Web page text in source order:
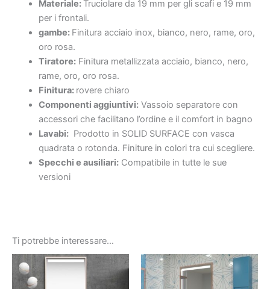
Materiale: Truciolare da 19 mm per gli scafi e 19 mm
per i frontali.
gambe: Finitura acciaio inox, bianco, nero, rame, oro,
oro rosa.
Tiratore:Finitura metallizzata acciaio, bianco, nero,
rame, oro, oro rosa.
Finitura: rovere chiaro
Componenti aggiuntivi:Vassoio separatore con
accessori che facilitano l’ordine e il comfort in bagno
Lavabi:Prodotto in SOLID SURFACE con vasca
quadrata o rotonda. Finiture in colori tra cui scegliere.
Specchi e ausiliari:Compatibile in tutte le sue
versioni
Ti potrebbe interessare…